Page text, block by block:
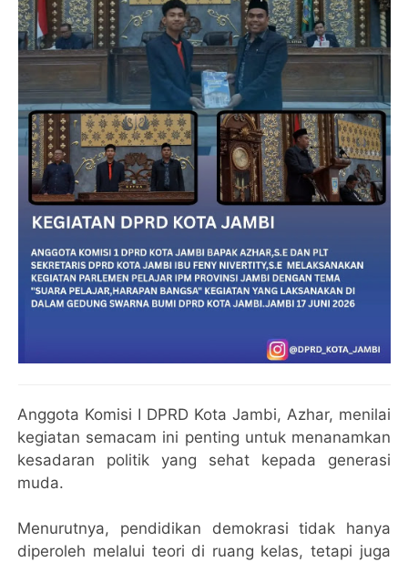
Anggota Komisi I DPRD Kota Jambi, Azhar, menilai
kegiatan semacam ini penting untuk menanamkan
kesadaran politik yang sehat kepada generasi
muda.
Menurutnya, pendidikan demokrasi tidak hanya
diperoleh melalui teori di ruang kelas, tetapi juga